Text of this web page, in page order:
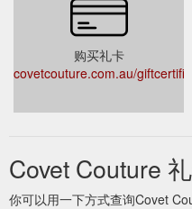
购买礼卡
covetcouture.com.au/
Covet Couture
你可以用一下方式查询Covet